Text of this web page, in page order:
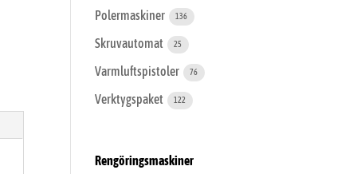
Polermaskiner 136
Skruvautomat 25
Varmluftspistoler 76
Verktygspaket 122
Rengöringsmaskiner